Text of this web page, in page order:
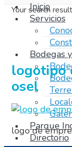
Inicio
Servicios
Bodegas
Parque
Directorio
Your search
logotipo
osel
logo de